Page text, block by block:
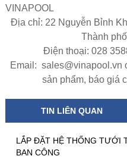
VINAPOOL
Địa chỉ: 22 Nguyễn Bỉnh
Thành
Điện thoại: 028
Email: sales@vinapool.vn
sản phẩm, báo giá
TIN LIÊN QUAN
LẮP ĐẶT HỆ THỐNG TƯỚI
BAN CÔNG